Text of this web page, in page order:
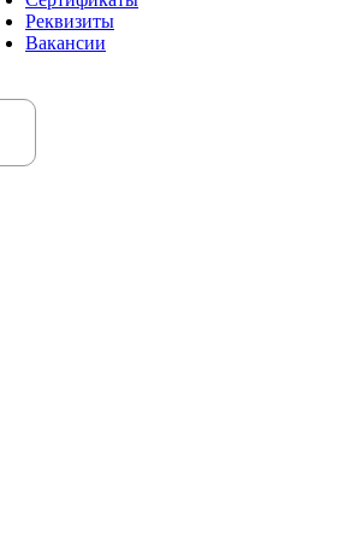
Реквизиты
Вакансии